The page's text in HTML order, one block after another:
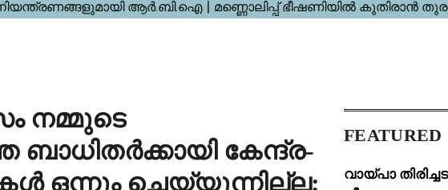
നമ്മുടെ
ബാധിതർക്കായി കേന്ദ്ര-
ഒന്നും ചെയ്യുന്നില്ല:
FEATURED
വായ്പാ